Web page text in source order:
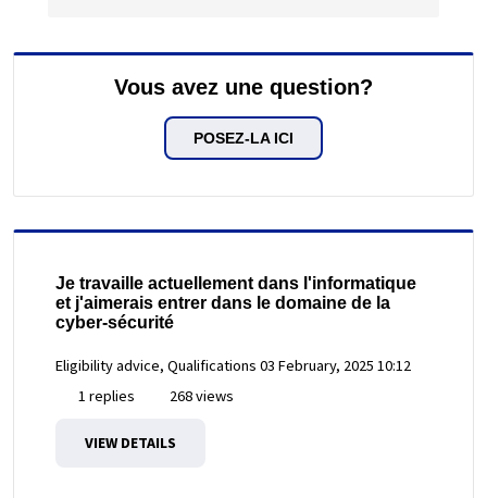
Vous avez une question?
POSEZ-LA ICI
Je travaille actuellement dans l'informatique
et j'aimerais entrer dans le domaine de la
cyber-sécurité
Eligibility advice, Qualifications 03 February, 2025 10:12
1 replies
268 views
VIEW DETAILS